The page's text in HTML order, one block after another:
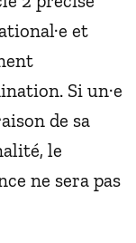
et
Si un·e
de sa
le
ne sera pas